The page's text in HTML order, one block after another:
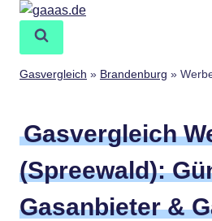
Zum
springen
Gasvergleich » Brandenburg »
Gasvergleich
(Spreewald):
Gasanbieter &